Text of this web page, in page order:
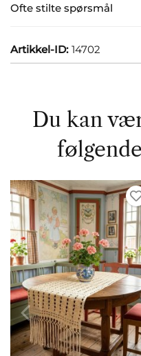
Ofte stilte spørsmål
Artikkel-ID: 14702
Du kan